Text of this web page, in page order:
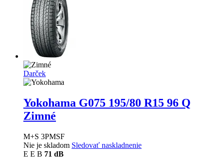
Darček
Yokohama G075 195/80 R15 96 Q
Zimné
M+S 3PMSF
Nie je skladom Sledovať naskladnenie
E E B 71 dB